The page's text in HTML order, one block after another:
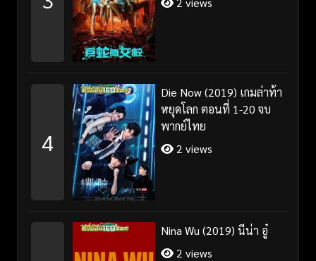
4
Die Now (2019) เกมล่าท้า
หยุดโลก ตอนที่ 1-20 จบ
พากย์ไทย
2 views
Nina Wu (2019) นีน่า อู๋
2 views